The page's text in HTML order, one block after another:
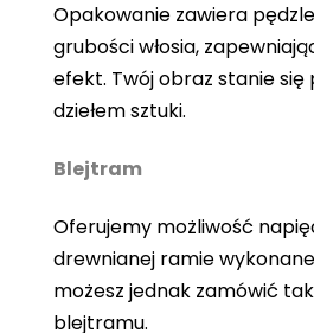
Opakowanie zawiera
grubości włosia,
efekt. Twój obraz stanie
dziełem sztuki.
Blejtram
Oferujemy możliwość
drewnianej ramie
możesz jednak zamówić
blejtramu.